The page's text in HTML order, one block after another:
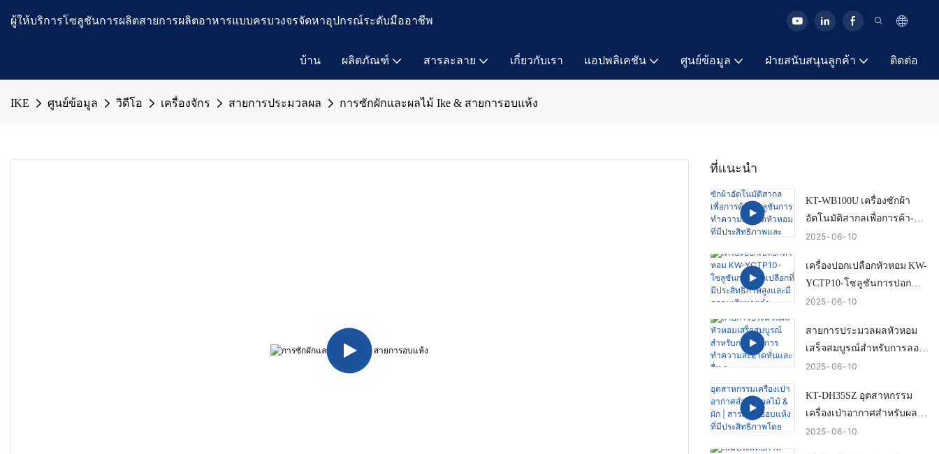
ผู้ให้บริการโซลูชันการผลิตสายการผลิตอาหารแบบครบวงจรจัดหาอุปกรณ์ระดับมืออาชีพ
บ้าน ผลิตภัณฑ์ สารละลาย เกี่ยวกับเรา แอปพลิเคชัน ศูนย์ข้อมูล ฝ่ายสนับสนุนลูกค้า ติดต่อ
IKE ศูนย์ข้อมูล วิดีโอ เครื่องจักร สายการประมวลผล การซักผักและผลไม้ Ike & สายการอบแห้ง
ที่แนะนำ
KT-WB100U เครื่องซักผ้า
อัตโนมัติสากลเพื่อการค้า-
โซลูชันการทำความสะอาด
สมาร์ท
2025 06 10
เครื่องปอกเปลือกหัวหอม KW-
YCTP10-โซลูชันการปอก
เปลือกที่มีประสิทธิภาพสูง
2025 06 10
สายการประมวลผลหัวหอม
เสร็จสมบูรณ์สำหรับการลอก
การทำความสะอาดหั่นและ
2025 06 10
KT-DH35SZ อุตสาหกรรม
เครื่องเป่าอากาศสำหรับผลไม้
& ผัก | สารละลายอบแห้งที่มี
2025 06 10